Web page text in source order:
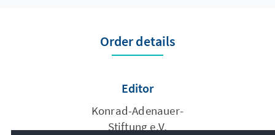
Order details
Editor
Konrad-Adenauer-
Stiftung e.V.